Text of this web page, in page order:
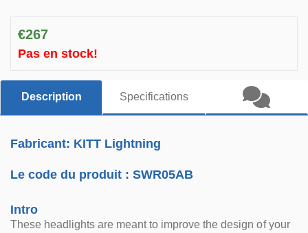
€267
Pas en stock!
Description Specifications
Fabricant: KITT Lightning
Le code du produit :SWR05AB
Intro
These headlights are meant to improve the design of your